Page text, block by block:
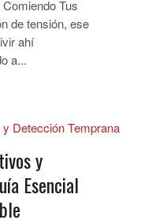
Tus
de tensión, ese
ahí
a...
y
Esencial